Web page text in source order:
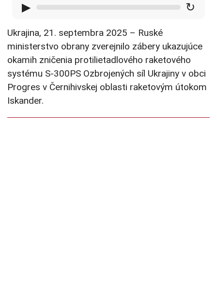
▶ ↻
Ukrajina, 21. septembra 2025 – Ruské
ministerstvo obrany zverejnilo zábery ukazujúce
okamih zničenia protilietadlového raketového
systému S-300PS Ozbrojených síl Ukrajiny v obci
Progres v Černihivskej oblasti raketovým útokom
Iskander.